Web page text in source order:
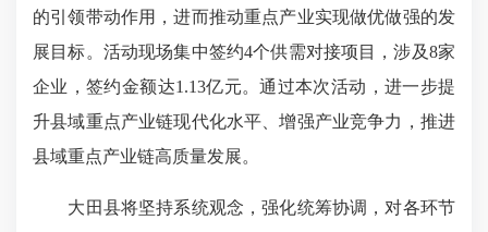
的引领带动作用，进而推动重点产业实现做优做强的发
展目标。活动现场集中签约4个供需对接项目，涉及8家
企业，签约金额达1.13亿元。通过本次活动，进一步提
升县域重点产业链现代化水平、增强产业竞争力，推进
县域重点产业链高质量发展。
大田县将坚持系统观念，强化统筹协调，对各环节